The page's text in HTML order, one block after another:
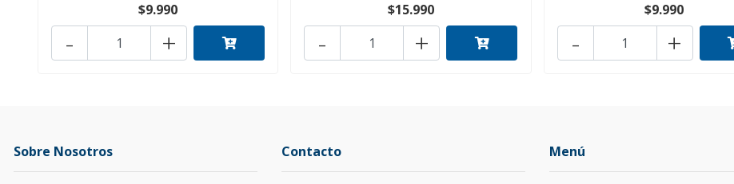
$9.990
+
-
$15.990
+
-
$9.990
+
-
Sobre Nosotros Contacto Menú